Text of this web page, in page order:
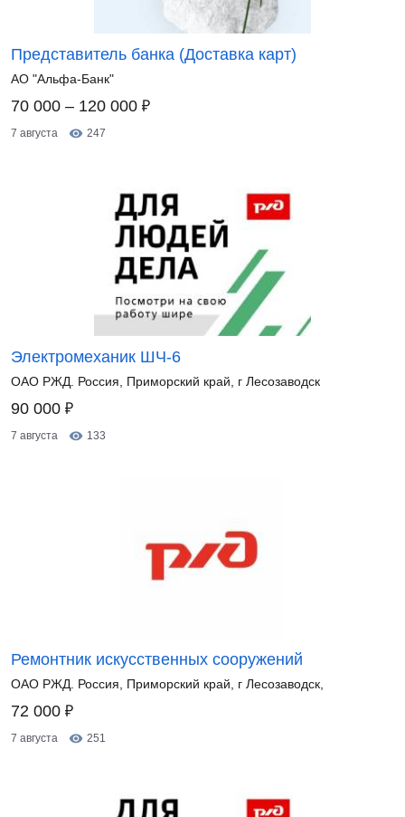
Представитель банка (Доставка карт)
АО "Альфа-Банк"
70 000 – 120 000 ₽
7 августа 247
Электромеханик ШЧ-6
ОАО РЖД. Россия, Приморский край, г Лесозаводск
90 000 ₽
7 августа 133
Ремонтник искусственных сооружений
ОАО РЖД. Россия, Приморский край, г Лесозаводск,
72 000 ₽
7 августа 251